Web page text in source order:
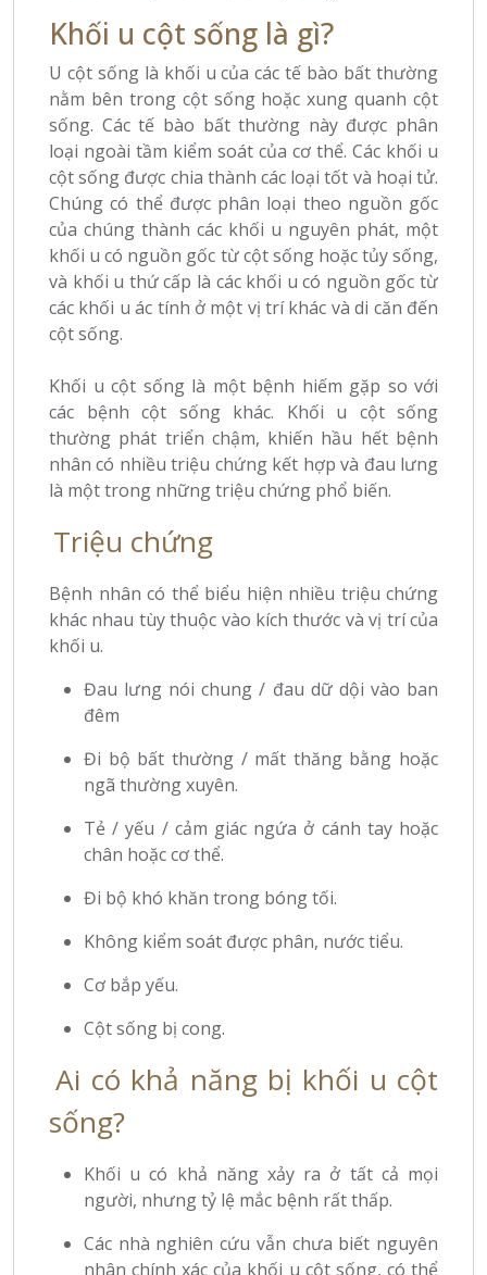
Khối u cột sống là gì?
U cột sống là khối u của các tế bào bất thường
nằm bên trong cột sống hoặc xung quanh cột
sống. Các tế bào bất thường này được phân
loại ngoài tầm kiểm soát của cơ thể. Các khối u
cột sống được chia thành các loại tốt và hoại tử.
Chúng có thể được phân loại theo nguồn gốc
của chúng thành các khối u nguyên phát, một
khối u có nguồn gốc từ cột sống hoặc tủy sống,
và khối u thứ cấp là các khối u có nguồn gốc từ
các khối u ác tính ở một vị trí khác và di căn đến
cột sống.
Khối u cột sống là một bệnh hiếm gặp so với
các bệnh cột sống khác. Khối u cột sống
thường phát triển chậm, khiến hầu hết bệnh
nhân có nhiều triệu chứng kết hợp và đau lưng
là một trong những triệu chứng phổ biến.
Triệu chứng
Bệnh nhân có thể biểu hiện nhiều triệu chứng
khác nhau tùy thuộc vào kích thước và vị trí của
khối u.
Đau lưng nói chung / đau dữ dội vào ban
đêm
Đi bộ bất thường / mất thăng bằng hoặc
ngã thường xuyên.
Tẻ / yếu / cảm giác ngứa ở cánh tay hoặc
chân hoặc cơ thể.
Đi bộ khó khăn trong bóng tối.
Không kiểm soát được phân, nước tiểu.
Cơ bắp yếu.
Cột sống bị cong.
Ai có khả năng bị khối u cột
sống?
Khối u có khả năng xảy ra ở tất cả mọi
người, nhưng tỷ lệ mắc bệnh rất thấp.
Các nhà nghiên cứu vẫn chưa biết nguyên
nhân chính xác của khối u cột sống, có thể